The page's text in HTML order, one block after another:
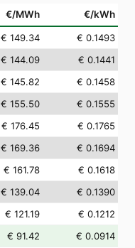
€/MWh €/kWh
€ 149.34
€ 0.1493
€ 144.09
€ 0.1441
€ 145.82
€ 0.1458
€ 155.50
€ 0.1555
€ 176.45
€ 0.1765
€ 169.36
€ 0.1694
€ 161.78
€ 0.1618
€ 139.04
€ 0.1390
€ 121.19
€ 0.1212
€ 91.42
€ 0.0914